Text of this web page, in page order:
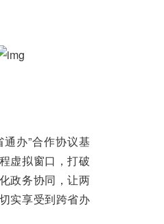
通办”合作协议基
虚拟窗口，打破
政务协同，让两
实享受到跨省办